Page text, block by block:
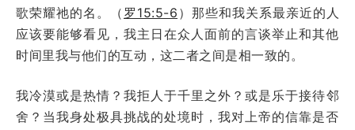
歌荣耀祂的名。（ 罗15:5-6 ）那些和我关系最亲近的人
应该要能够看见，我主日在众人面前的言谈举止和其他
时间里我与他们的互动，这二者之间是相一致的。
我冷漠或是热情？我拒人于千里之外？或是乐于接待邻
舍？当我身处极具挑战的处境时，我对上帝的信靠是否